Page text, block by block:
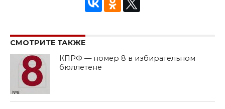
СМОТРИТЕ ТАКЖЕ
КПРФ — номер 8 в избирательном
бюллетене